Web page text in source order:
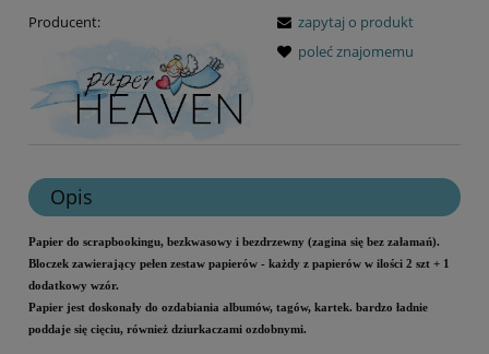
Producent:
zapytaj o produkt
poleć znajomemu
Opis
Papier do scrapbookingu, bezkwasowy i bezdrzewny (zagina się bez załamań).
Bloczek zawierający pełen zestaw papierów - każdy z papierów w ilości 2 szt + 1
dodatkowy wzór.
Papier jest doskonały do ozdabiania albumów, tagów, kartek. bardzo ładnie
poddaje się cięciu, również dziurkaczami ozdobnymi.